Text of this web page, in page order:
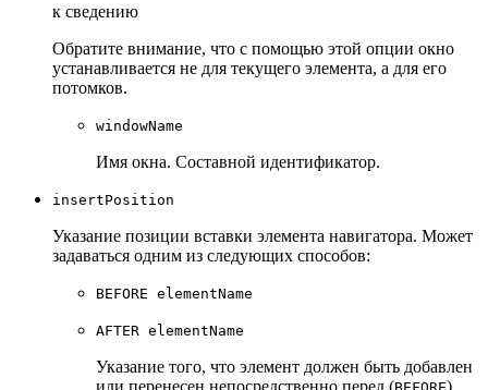
к сведению
Обратите внимание, что с помощью этой опции окно
устанавливается не для текущего элемента, а для его
потомков.
windowName
Имя окна. Составной идентификатор.
insertPosition
Указание позиции вставки элемента навигатора. Может
задаваться одним из следующих способов:
BEFORE elementName
AFTER elementName
Указание того, что элемент должен быть добавлен
или перенесен непосредственно перед (
)